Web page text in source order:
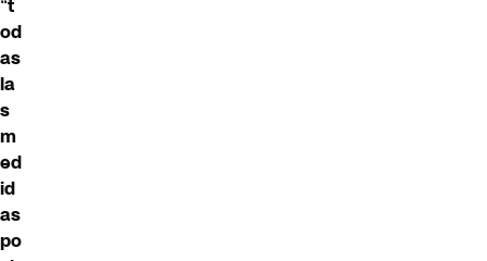
“t
od
as
la
s
m
ed
id
as
po